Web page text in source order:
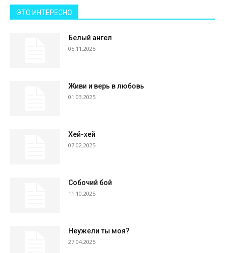
ЭТО ИНТЕРЕСНО
Белый ангел
05.11.2025
Живи и верь в любовь
01.03.2025
Хей-хей
07.02.2025
Собочий бой
11.10.2025
Неужели ты моя?
27.04.2025